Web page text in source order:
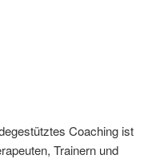
Coaching ist
Trainern und